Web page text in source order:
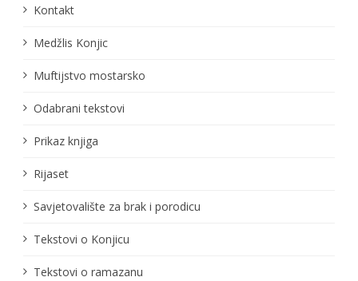
Kontakt
Medžlis Konjic
Muftijstvo mostarsko
Odabrani tekstovi
Prikaz knjiga
Rijaset
Savjetovalište za brak i porodicu
Tekstovi o Konjicu
Tekstovi o ramazanu